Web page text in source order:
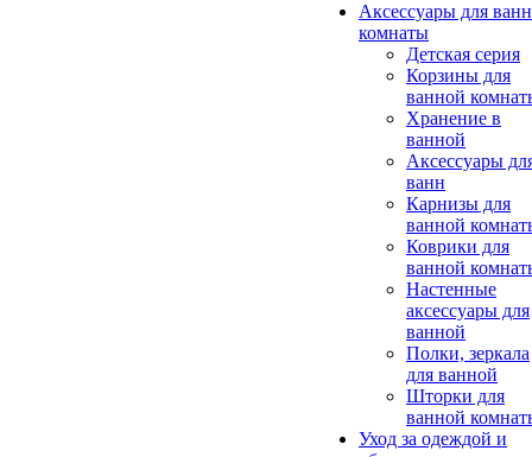
Аксессуары для
комнаты
Детская серия
Корзины для
ванной
Хранение в
ванной
Аксессуары
ванн
Карнизы для
ванной
Коврики для
ванной
Настенные
аксессуары для
ванной
Полки, зеркала
для ванной
Шторки для
ванной
Уход за одеждой и